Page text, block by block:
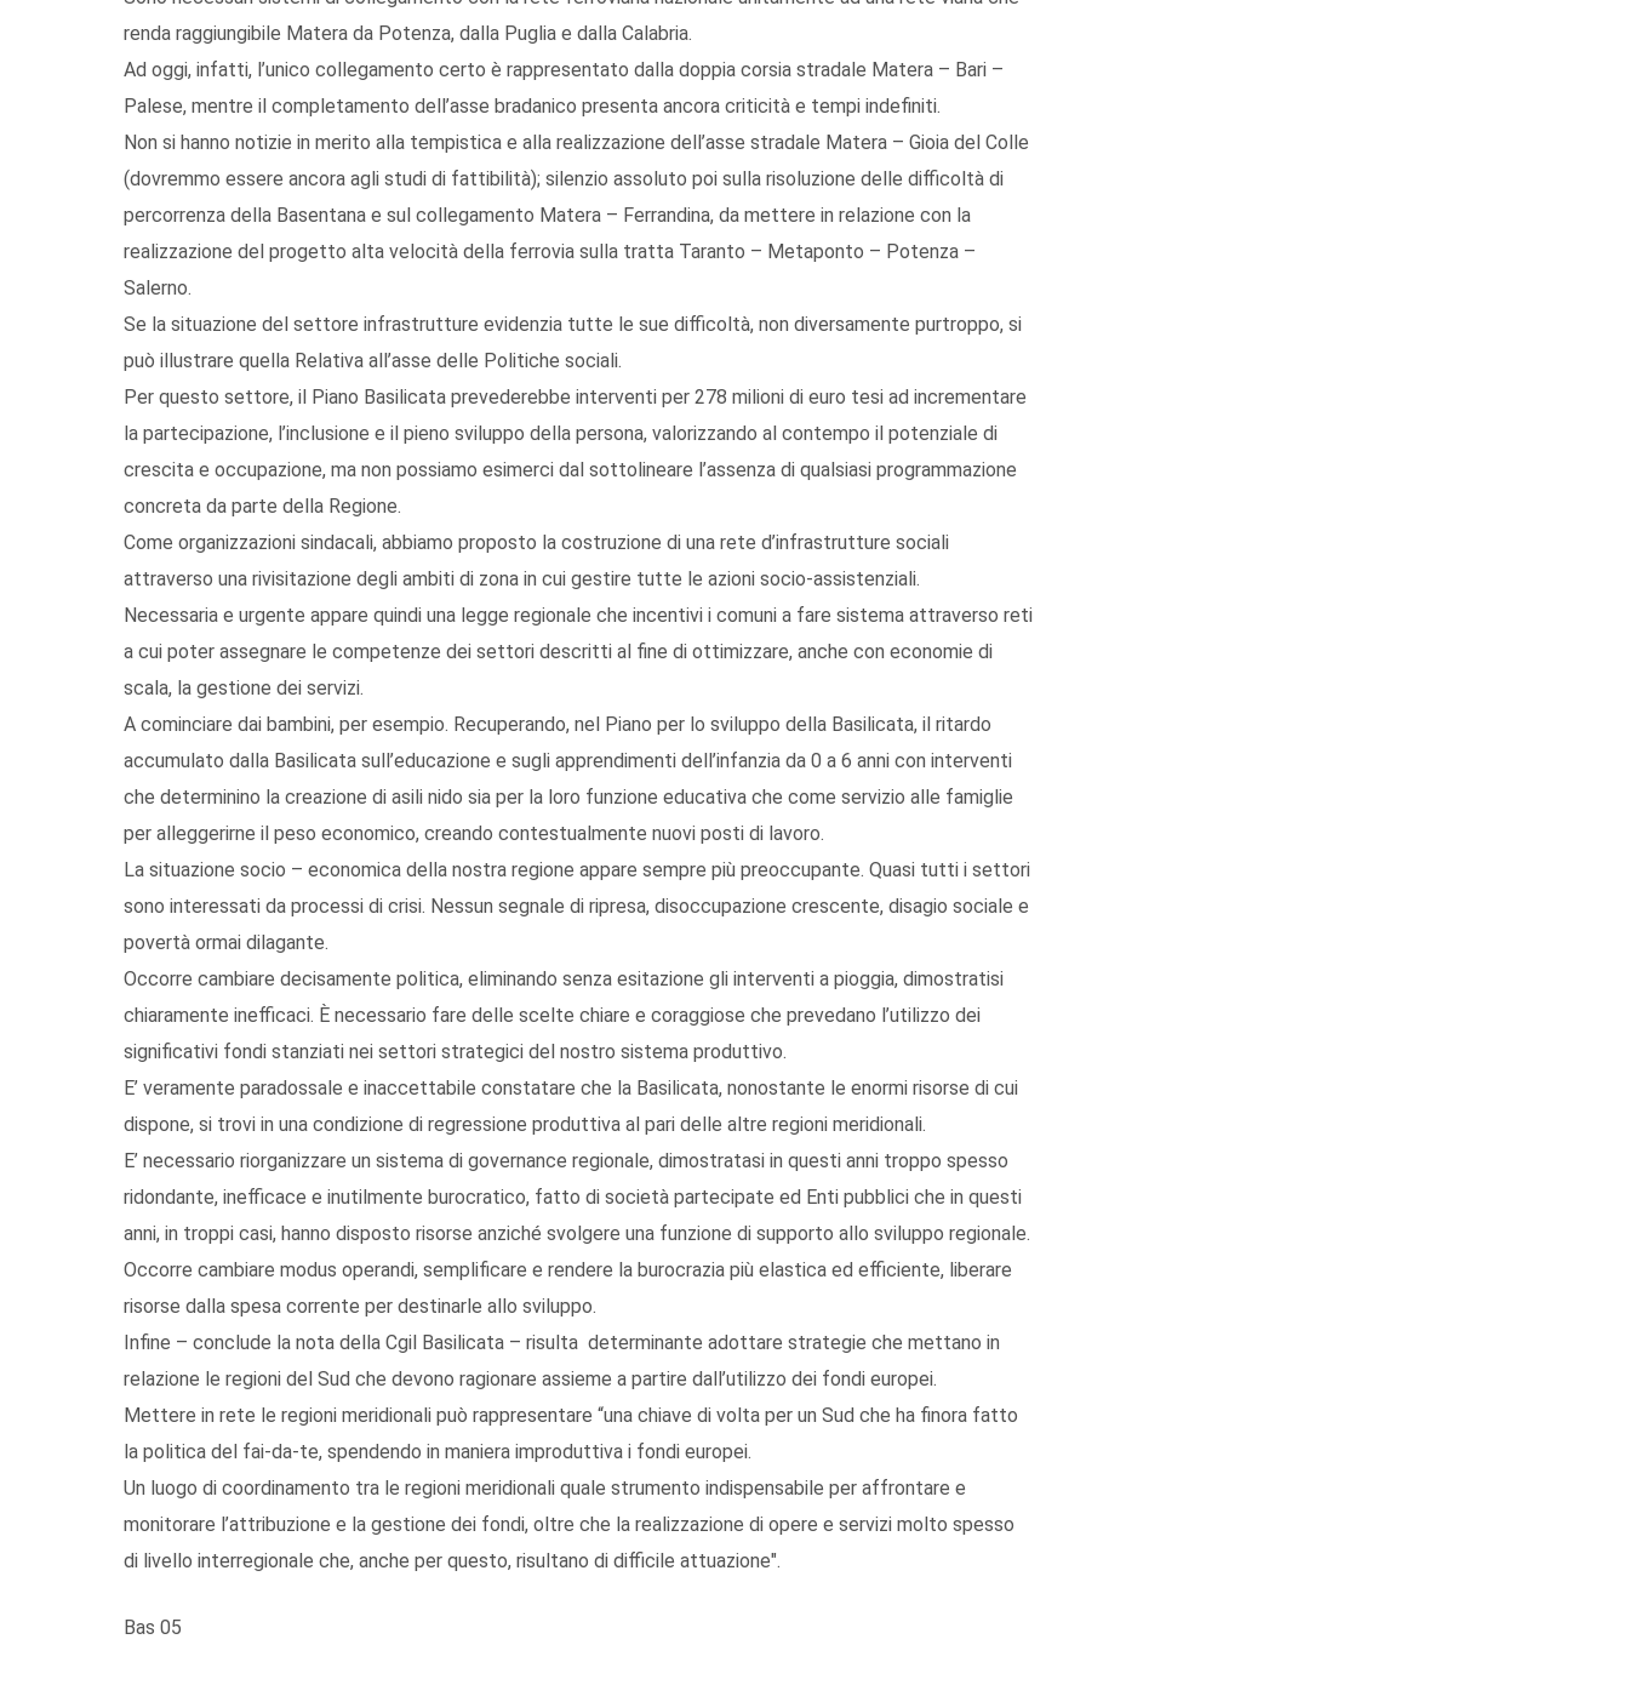
renda raggiungibile Matera da Potenza, dalla Puglia e dalla Calabria.
Ad oggi, infatti, l’unico collegamento certo è rappresentato dalla doppia corsia stradale Matera – Bari –
Palese, mentre il completamento dell’asse bradanico presenta ancora criticità e tempi indefiniti.
Non si hanno notizie in merito alla tempistica e alla realizzazione dell’asse stradale Matera – Gioia del Colle
(dovremmo essere ancora agli studi di fattibilità); silenzio assoluto poi sulla risoluzione delle difficoltà di
percorrenza della Basentana e sul collegamento Matera – Ferrandina, da mettere in relazione con la
realizzazione del progetto alta velocità della ferrovia sulla tratta Taranto – Metaponto – Potenza –
Salerno.
Se la situazione del settore infrastrutture evidenzia tutte le sue difficoltà, non diversamente purtroppo, si
può illustrare quella Relativa all’asse delle Politiche sociali.
Per questo settore, il Piano Basilicata prevederebbe interventi per 278 milioni di euro tesi ad incrementare
la partecipazione, l’inclusione e il pieno sviluppo della persona, valorizzando al contempo il potenziale di
crescita e occupazione, ma non possiamo esimerci dal sottolineare l’assenza di qualsiasi programmazione
concreta da parte della Regione.
Come organizzazioni sindacali, abbiamo proposto la costruzione di una rete d’infrastrutture sociali
attraverso una rivisitazione degli ambiti di zona in cui gestire tutte le azioni socio-assistenziali.
Necessaria e urgente appare quindi una legge regionale che incentivi i comuni a fare sistema attraverso reti
a cui poter assegnare le competenze dei settori descritti al fine di ottimizzare, anche con economie di
scala, la gestione dei servizi.
A cominciare dai bambini, per esempio. Recuperando, nel Piano per lo sviluppo della Basilicata, il ritardo
accumulato dalla Basilicata sull’educazione e sugli apprendimenti dell’infanzia da 0 a 6 anni con interventi
che determinino la creazione di asili nido sia per la loro funzione educativa che come servizio alle famiglie
per alleggerirne il peso economico, creando contestualmente nuovi posti di lavoro.
La situazione socio – economica della nostra regione appare sempre più preoccupante. Quasi tutti i settori
sono interessati da processi di crisi. Nessun segnale di ripresa, disoccupazione crescente, disagio sociale e
povertà ormai dilagante.
Occorre cambiare decisamente politica, eliminando senza esitazione gli interventi a pioggia, dimostratisi
chiaramente inefficaci. È necessario fare delle scelte chiare e coraggiose che prevedano l’utilizzo dei
significativi fondi stanziati nei settori strategici del nostro sistema produttivo.
E’ veramente paradossale e inaccettabile constatare che la Basilicata, nonostante le enormi risorse di cui
dispone, si trovi in una condizione di regressione produttiva al pari delle altre regioni meridionali.
E’ necessario riorganizzare un sistema di governance regionale, dimostratasi in questi anni troppo spesso
ridondante, inefficace e inutilmente burocratico, fatto di società partecipate ed Enti pubblici che in questi
anni, in troppi casi, hanno disposto risorse anziché svolgere una funzione di supporto allo sviluppo regionale.
Occorre cambiare modus operandi, semplificare e rendere la burocrazia più elastica ed efficiente, liberare
risorse dalla spesa corrente per destinarle allo sviluppo.
Infine – conclude la nota della Cgil Basilicata – risulta determinante adottare strategie che mettano in
relazione le regioni del Sud che devono ragionare assieme a partire dall’utilizzo dei fondi europei.
Mettere in rete le regioni meridionali può rappresentare “una chiave di volta per un Sud che ha finora fatto
la politica del fai-da-te, spendendo in maniera improduttiva i fondi europei.
Un luogo di coordinamento tra le regioni meridionali quale strumento indispensabile per affrontare e
monitorare l’attribuzione e la gestione dei fondi, oltre che la realizzazione di opere e servizi molto spesso
di livello interregionale che, anche per questo, risultano di difficile attuazione".
Bas 05